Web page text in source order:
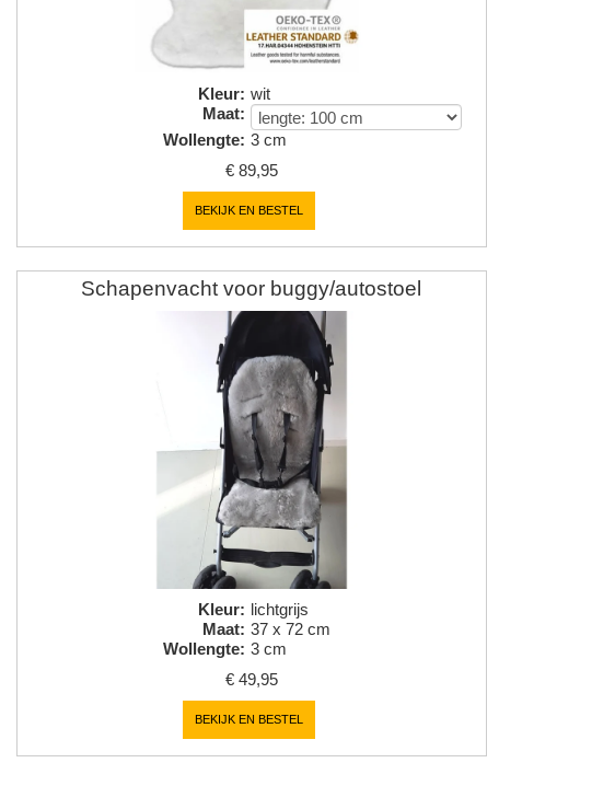
Kleur: wit
Maat:
Wollengte: 3 cm
€ 89,95
BEKIJK EN BESTEL
Schapenvacht voor buggy/autostoel
Kleur: lichtgrijs
Maat: 37 x 72 cm
Wollengte: 3 cm
€ 49,95
BEKIJK EN BESTEL